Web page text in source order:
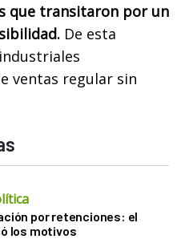
que transitaron por un
De esta
ventas regular sin
por retenciones: el
los motivos